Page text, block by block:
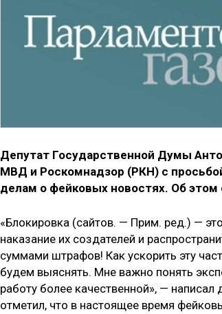
Депутат Государственной Думы
МВД и Роскомнадзор (РКН) с
делам о фейковых новостях. Об
«Блокировка (сайтов. — Прим. ред.) —
наказание их создателей и
суммами штрафов! Как ускорить эту
будем выяснять. Мне важно понять
работу более качественной», — написал
отметил, что в настоящее время